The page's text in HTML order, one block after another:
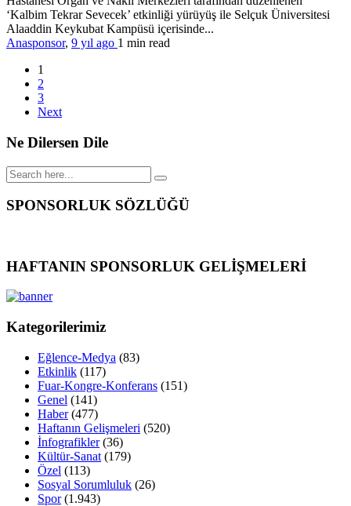
‘Kalbim Tekrar Sevecek’ etkinliği yürüyüş ile Selçuk Üniversitesi
Alaaddin Keykubat Kampüsü içerisinde...
Anasponsor, 9 yıl ago 1 min read
1
2
3
Next
Ne Dilersen Dile
SPONSORLUK SÖZLÜĞÜ
HAFTANIN SPONSORLUK GELİŞMELERİ
Kategorilerimiz
Eğlence-Medya (83)
Etkinlik (117)
Fuar-Kongre-Konferans (151)
Genel (141)
Haber(477)
Haftanın Gelişmeleri (520)
İnfografikler(36)
Kültür-Sanat (179)
Özel (113)
Sosyal Sorumluluk (26)
Spor(1.943)